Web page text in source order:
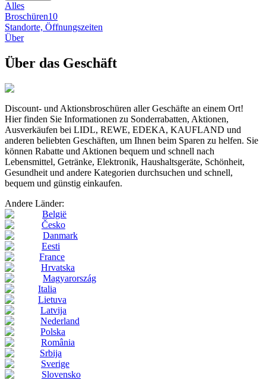
Alles
Broschüren10
Standorte, Öffnungszeiten
Über
Über das Geschäft
Discount- und Aktionsbroschüren aller Geschäfte an einem Ort!
Hier finden Sie Informationen zu Sonderrabatten, Aktionen,
Ausverkäufen bei LIDL, REWE, EDEKA, KAUFLAND und
anderen beliebten Geschäften, um Ihnen beim Sparen zu helfen. Sie
können Rabatte und Aktionen bequem und schnell nach
Lebensmittel, Getränke, Elektronik, Haushaltsgeräte, Schönheit,
Gesundheit und andere Kategorien durchsuchen und schnell,
bequem und günstig einkaufen.
Andere Länder:
België
Česko
Danmark
Eesti
France
Hrvatska
Magyarország
Italia
Lietuva
Latvija
Nederland
Polska
România
Srbija
Sverige
Slovensko